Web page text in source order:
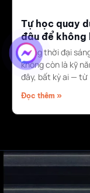
Tự học quay
đâu để không
Trong thời đại
không còn là kỹ
đây, bất kỳ ai — từ
Đọc thêm »